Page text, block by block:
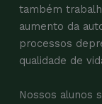
também
aumento da
processos
qualidade de
Nossos alunos